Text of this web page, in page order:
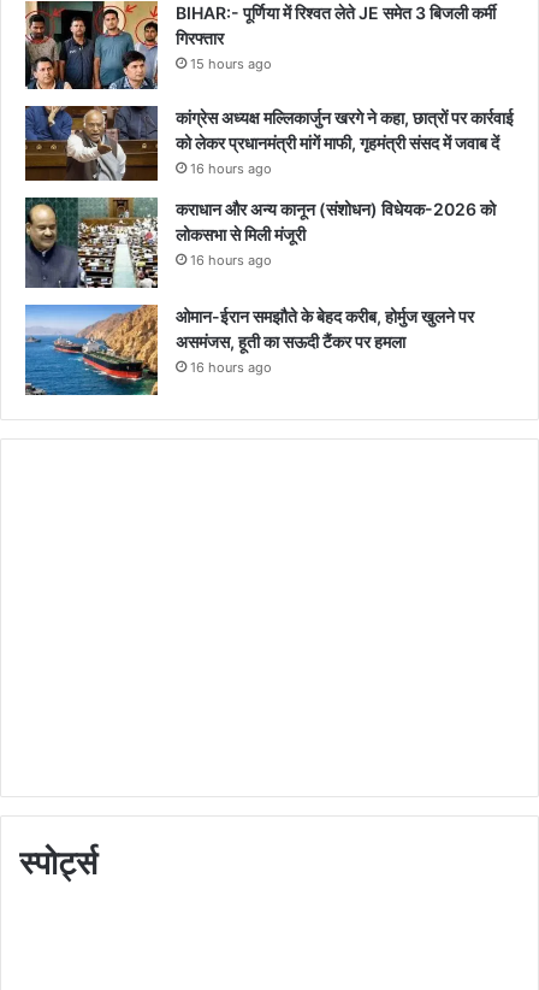
BIHAR:- पूर्णिया में रिश्वत लेते JE समेत 3 बिजली कर्मी
गिरफ्तार
15 hours ago
कांग्रेस अध्यक्ष मल्लिकार्जुन खरगे ने कहा, छात्रों पर कार्रवाई
को लेकर प्रधानमंत्री मांगें माफी, गृहमंत्री संसद में जवाब दें
16 hours ago
कराधान और अन्य कानून (संशोधन) विधेयक-2026 को
लोकसभा से मिली मंजूरी
16 hours ago
ओमान-ईरान समझौते के बेहद करीब, होर्मुज खुलने पर
असमंजस, हूती का सऊदी टैंकर पर हमला
16 hours ago
स्पोर्ट्स